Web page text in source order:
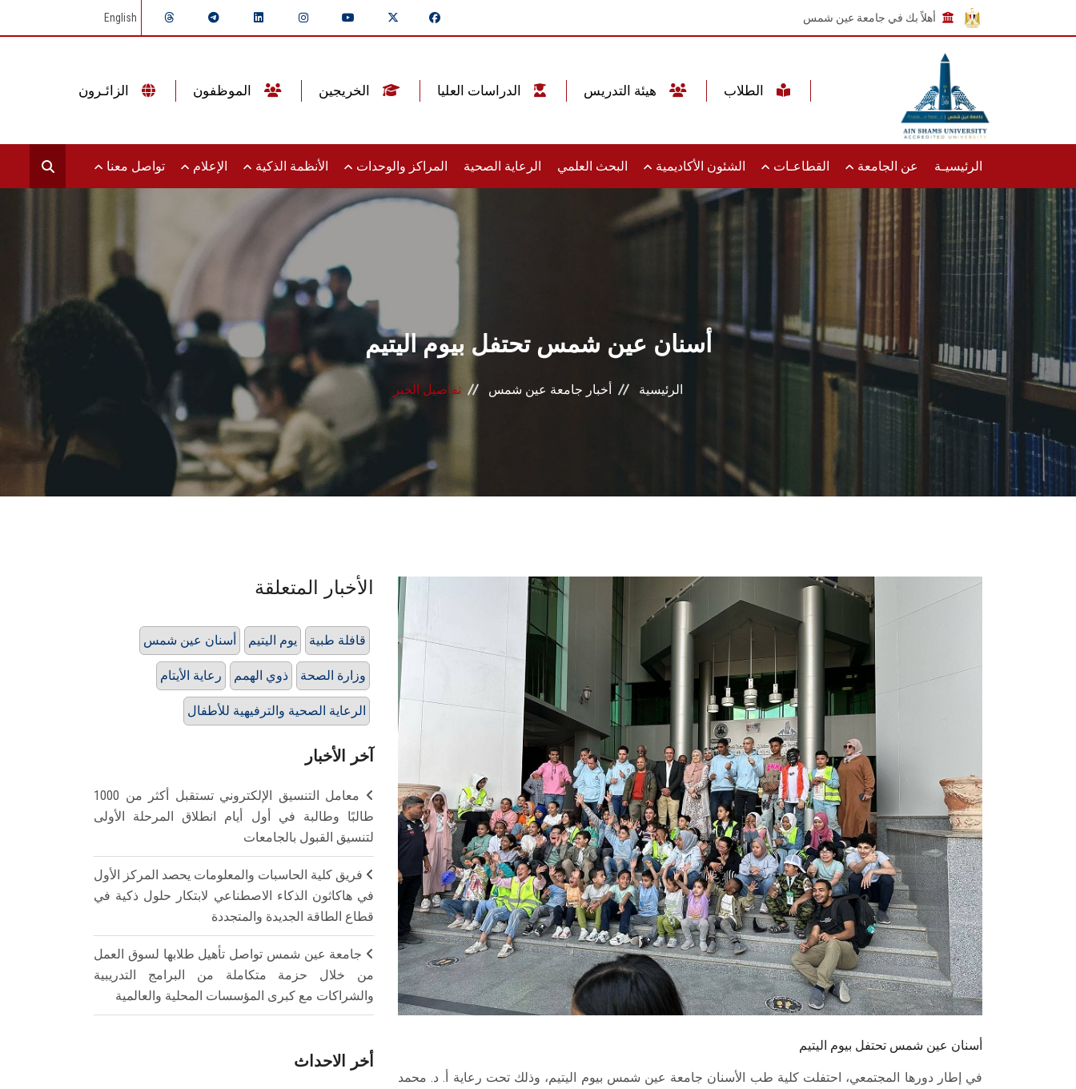
أهلاً بك في جامعة عين شمس English
الرئيسيـة عن الجامعة القطاعـات الشئون الأكاديمية البحث العلمي الرعاية الصحية المراكز والوحدات الأنظمة الذكية الإعلام تواصل معنا
أسنان عين شمس تحتفل بيوم اليتيم
الرئيسية أخبار جامعة عين شمس تفاصيل الخبر
أسنان عين شمس تحتفل بيوم اليتيم
في إطار دورها المجتمعي، احتفلت كلية طب الأسنان جامعة عين شمس بيوم اليتيم، وذلك تحت رعاية أ. د. محمد
الأخبار المتعلقة
أسنان عين شمس يوم اليتيم قافلة طبية
رعاية الأيتام ذوي الهمم وزارة الصحة
الرعاية الصحية والترفيهية للأطفال
آخر الأخبار
معامل التنسيق الإلكتروني تستقبل أكثر من 1000
طالبًا وطالبة في أول أيام انطلاق المرحلة الأولى
لتنسيق القبول بالجامعات
فريق كلية الحاسبات والمعلومات يحصد المركز الأول
في هاكاثون الذكاء الاصطناعي لابتكار حلول ذكية في
قطاع الطاقة الجديدة والمتجددة
جامعة عين شمس تواصل تأهيل طلابها لسوق العمل
من خلال حزمة متكاملة من البرامج التدريبية
والشراكات مع كبرى المؤسسات المحلية والعالمية
أخر الاحداث